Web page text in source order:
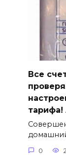
Все
тарифа!
0